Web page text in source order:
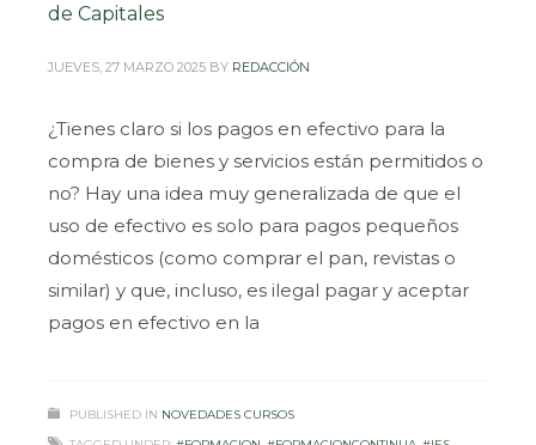
de Capitales
JUEVES, 27 MARZO 2025 BY REDACCIÓN
¿Tienes claro si los pagos en efectivo para la
compra de bienes y servicios están permitidos o
no? Hay una idea muy generalizada de que el
uso de efectivo es solo para pagos pequeños
domésticos (como comprar el pan, revistas o
similar) y que, incluso, es ilegal pagar y aceptar
pagos en efectivo en la
PUBLISHED IN NOVEDADES CURSOS